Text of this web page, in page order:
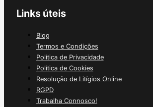
Links úteis
Blog
Termos e Condições
Política de Privacidade
Política de Cookies
Resolução de Litígios Online
RGPD
Trabalha Connosco!